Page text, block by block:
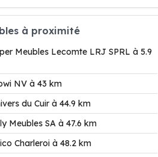
à proximité
Meubles Lecomte LRJ SPRL à 5.9
NV à 43 km
du Cuir à 44.9 km
Meubles SA à 47.6 km
Charleroi à 48.2 km